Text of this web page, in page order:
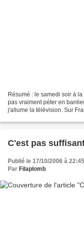
Résumé : le samedi soir à
pas vraiment péter en
j'allume la télévision. Sur
C'est pas
Publié le 17/10/2006 à 22:45
Par Filaplomb